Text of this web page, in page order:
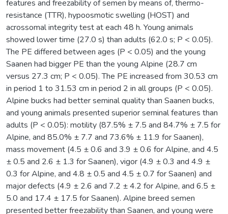
features and freezability of semen by means of, thermo-
resistance (TTR), hypoosmotic swelling (HOST) and
acrossomal integrity test at each 48 h. Young animals
showed lower time (27.0 s) than adults (62.0 s; P < 0.05).
The PE differed between ages (P < 0.05) and the young
Saanen had bigger PE than the young Alpine (28.7 cm
versus 27.3 cm; P < 0.05). The PE increased from 30.53 cm
in period 1 to 31.53 cm in period 2 in all groups (P < 0.05).
Alpine bucks had better seminal quality than Saanen bucks,
and young animals presented superior seminal features than
adults (P < 0.05): motility (87.5% ± 7.5 and 84.7% ± 7.5 for
Alpine, and 85.0% ± 7.7 and 73.6% ± 11.9 for Saanen),
mass movement (4.5 ± 0.6 and 3.9 ± 0.6 for Alpine, and 4.5
± 0.5 and 2.6 ± 1.3 for Saanen), vigor (4.9 ± 0.3 and 4.9 ±
0.3 for Alpine, and 4.8 ± 0.5 and 4.5 ± 0.7 for Saanen) and
major defects (4.9 ± 2.6 and 7.2 ± 4.2 for Alpine, and 6.5 ±
5.0 and 17.4 ± 17.5 for Saanen). Alpine breed semen
presented better freezability than Saanen, and young were